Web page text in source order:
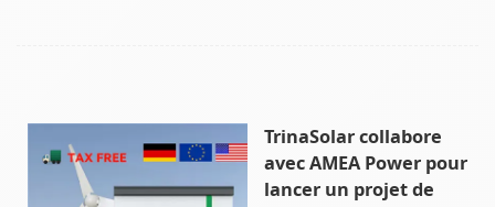
TrinaSolar collabore
avec AMEA Power pour
lancer un projet de